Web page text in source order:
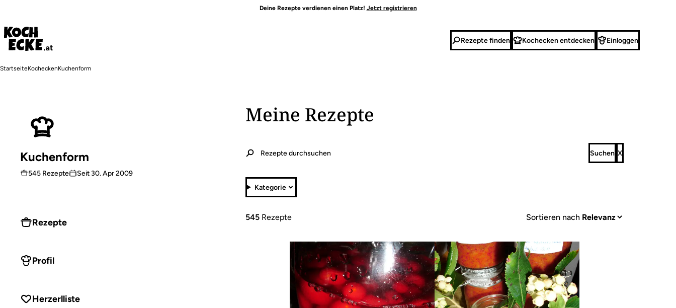
Inhalt
Deine Rezepte verdienen einen Platz! Jetzt registrieren
Rezepte finden Kochecken entdecken Einloggen
Pfadnavigation
StartseiteKocheckenKuchenform
Kuchenform
545 Rezepte Seit 30. Apr 2009
Rezepte
Profil
Herzerlliste
Meine Rezepte
Kategorie
545 Rezepte Sortieren nach